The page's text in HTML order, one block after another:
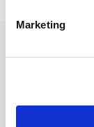
Marketing